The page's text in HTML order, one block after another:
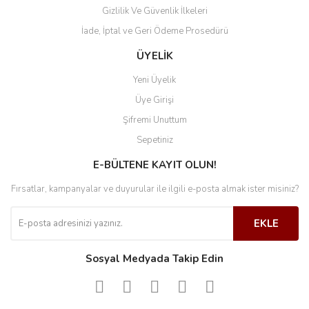
Talep edilen belgeler ile ürünlerin tarafımıza ulaşması ve
takdirde iade ve iptal talebi kabul edilerek sipariş ödeme
metodunuza göre geri ödemeniz 3 ile 7 gün içinde
Gizlilik Ve Güvenlik İlkeleri
İade, İptal ve Geri Ödeme Prosedürü
ÜYELİK
Yeni Üyelik
Üye Girişi
Şifremi Unuttum
Sepetiniz
E-BÜLTENE KAYIT OLUN!
Fırsatlar, kampanyalar ve duyurular ile ilgili e-posta almak ister misiniz?
EKLE
Sosyal Medyada Takip Edin